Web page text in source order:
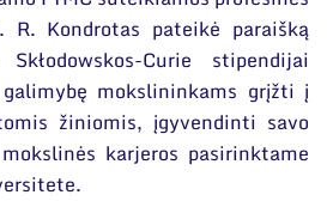
R. Kondrotas pateikė paraišką
Curie stipendijai
mokslininkams grįžti į
žiniomis, įgyvendinti savo
karjeros pasirinktame